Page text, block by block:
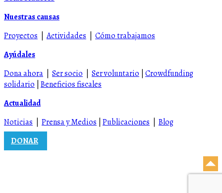
Nuestras causas
Proyectos |Actividades | Cómo trabajamos
Ayúdales
Dona ahora | Ser socio | Ser voluntario | Crowdfunding
solidario | Beneficios fiscales
Actualidad
Noticias | Prensa y Medios | Publicaciones | Blog
DONAR